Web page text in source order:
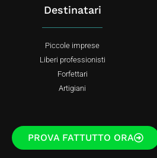
Destinatari
Piccole imprese
Liberi professionisti
Forfettari
Artigiani
PROVA FATTUTTO ORA